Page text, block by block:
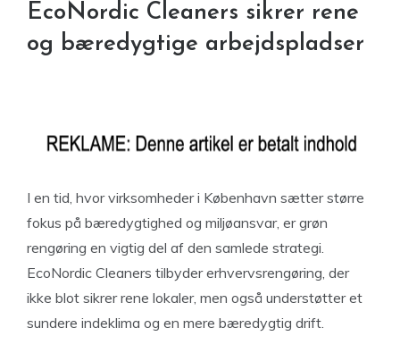
EcoNordic Cleaners sikrer rene
og bæredygtige arbejdspladser
I en tid, hvor virksomheder i København sætter større
fokus på bæredygtighed og miljøansvar, er grøn
rengøring en vigtig del af den samlede strategi.
EcoNordic Cleaners tilbyder erhvervsrengøring, der
ikke blot sikrer rene lokaler, men også understøtter et
sundere indeklima og en mere bæredygtig drift.